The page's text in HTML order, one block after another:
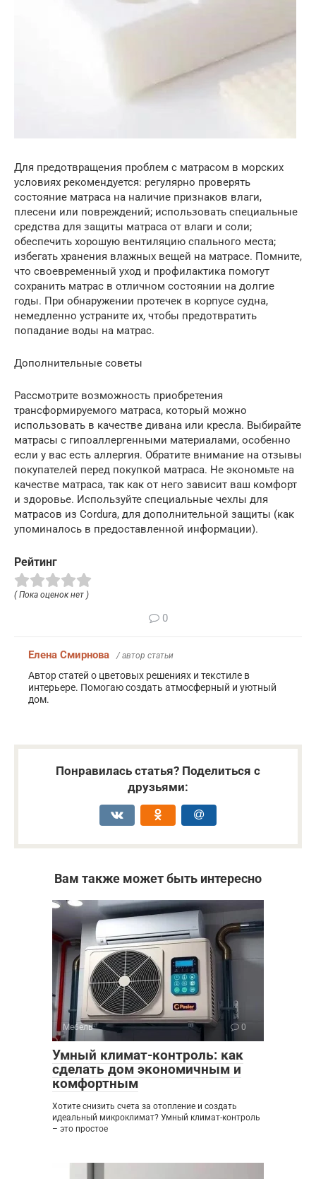
Для предотвращения проблем с матрасом в морских
условиях рекомендуется: регулярно проверять
состояние матраса на наличие признаков влаги,
плесени или повреждений; использовать специальные
средства для защиты матраса от влаги и соли;
обеспечить хорошую вентиляцию спального места;
избегать хранения влажных вещей на матрасе. Помните,
что своевременный уход и профилактика помогут
сохранить матрас в отличном состоянии на долгие
годы. При обнаружении протечек в корпусе судна,
немедленно устраните их, чтобы предотвратить
попадание воды на матрас.
Дополнительные советы
Рассмотрите возможность приобретения
трансформируемого матраса, который можно
использовать в качестве дивана или кресла. Выбирайте
матрасы с гипоаллергенными материалами, особенно
если у вас есть аллергия. Обратите внимание на отзывы
покупателей перед покупкой матраса. Не экономьте на
качестве матраса, так как от него зависит ваш комфорт
и здоровье. Используйте специальные чехлы для
матрасов из Cordura, для дополнительной защиты (как
упоминалось в предоставленной информации).
Рейтинг
( Пока оценок нет )
0
Елена Смирнова / автор статьи
Автор статей о цветовых решениях и текстиле в
интерьере. Помогаю создать атмосферный и уютный
дом.
Понравилась статья? Поделиться с
друзьями:
Вам также может быть интересно
Мебель 0
Умный климат-контроль: как
сделать дом экономичным и
комфортным
Хотите снизить счета за отопление и создать
идеальный микроклимат? Умный климат-контроль
– это простое